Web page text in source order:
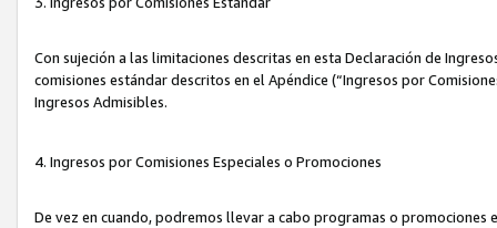
Con sujeción a las limitaciones descritas en esta Declaración de
comisiones estándar descritos en el Apéndice (“Ingresos por
Ingresos Admisibles.
4. Ingresos por Comisiones Especiales o Promociones
De vez en cuando, podremos llevar a cabo programas o